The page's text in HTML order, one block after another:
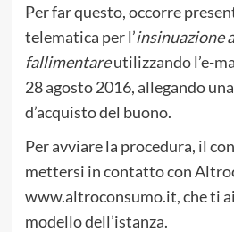
Per far questo, occorre
telematica per l’insinuazione
fallimentareutilizzando l’e-
28 agosto 2016, allegando
d’acquisto del buono.
Per avviare la procedura, il
mettersi in contatto con
www.altroconsumo.it, che ti
modello dell’istanza.